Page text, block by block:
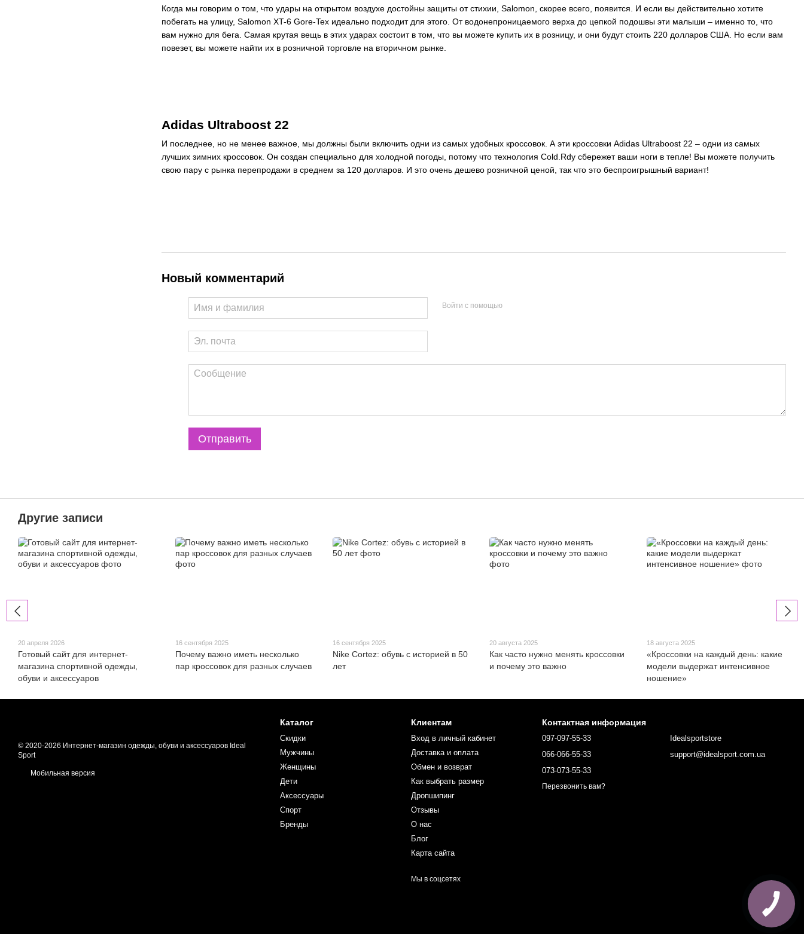
Когда мы говорим о том, что удары на открытом воздухе достойны защиты от стихии, Salomon, скорее всего, появится. И если вы действительно хотите
побегать на улицу, Salomon XT-6 Gore-Tex идеально подходит для этого. От водонепроницаемого верха до цепкой подошвы эти малыши – именно то, что
вам нужно для бега. Самая крутая вещь в этих ударах состоит в том, что вы можете купить их в розницу, и они будут стоить 220 долларов США. Но если вам
повезет, вы можете найти их в розничной торговле на вторичном рынке.
Adidas Ultraboost 22
И последнее, но не менее важное, мы должны были включить одни из самых удобных кроссовок. А эти кроссовки Adidas Ultraboost 22 – одни из самых
лучших зимних кроссовок. Он создан специально для холодной погоды, потому что технология Cold.Rdy сбережет ваши ноги в тепле! Вы можете получить
свою пару с рынка перепродажи в среднем за 120 долларов. И это очень дешево розничной ценой, так что это беспроигрышный вариант!
Новый комментарий
Войти с помощью
Отправить
Другие записи
20 апреля 2026
Готовый сайт для интернет-
магазина спортивной одежды,
обуви и аксессуаров
16 сентября 2025
Почему важно иметь несколько
пар кроссовок для разных случаев
16 сентября 2025
Nike Cortez: обувь с историей в 50
лет
20 августа 2025
Как часто нужно менять кроссовки
и почему это важно
18 августа 2025
«Кроссовки на каждый день: какие
модели выдержат интенсивное
ношение»
© 2020-2026 Интернет-магазин одежды, обуви и аксессуаров Ideal
Sport
Мобильная версия
Каталог
Скидки
Мужчины
Женщины
Дети
Аксессуары
Спорт
Бренды
Клиентам
Вход в личный кабинет
Доставка и оплата
Обмен и возврат
Как выбрать размер
Дропшипинг
Отзывы
О нас
Блог
Карта сайта
Мы в соцсетях
Контактная информация
097-097-55-33
066-066-55-33
073-073-55-33
Перезвонить вам?
Idealsportstore
support@idealsport.com.ua